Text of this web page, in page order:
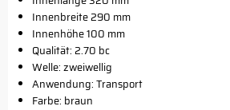
Innenbreite 290 mm
Innenhöhe 100 mm
Qualität: 2.70 bc
Welle: zweiwellig
Anwendung: Transport
Farbe: braun